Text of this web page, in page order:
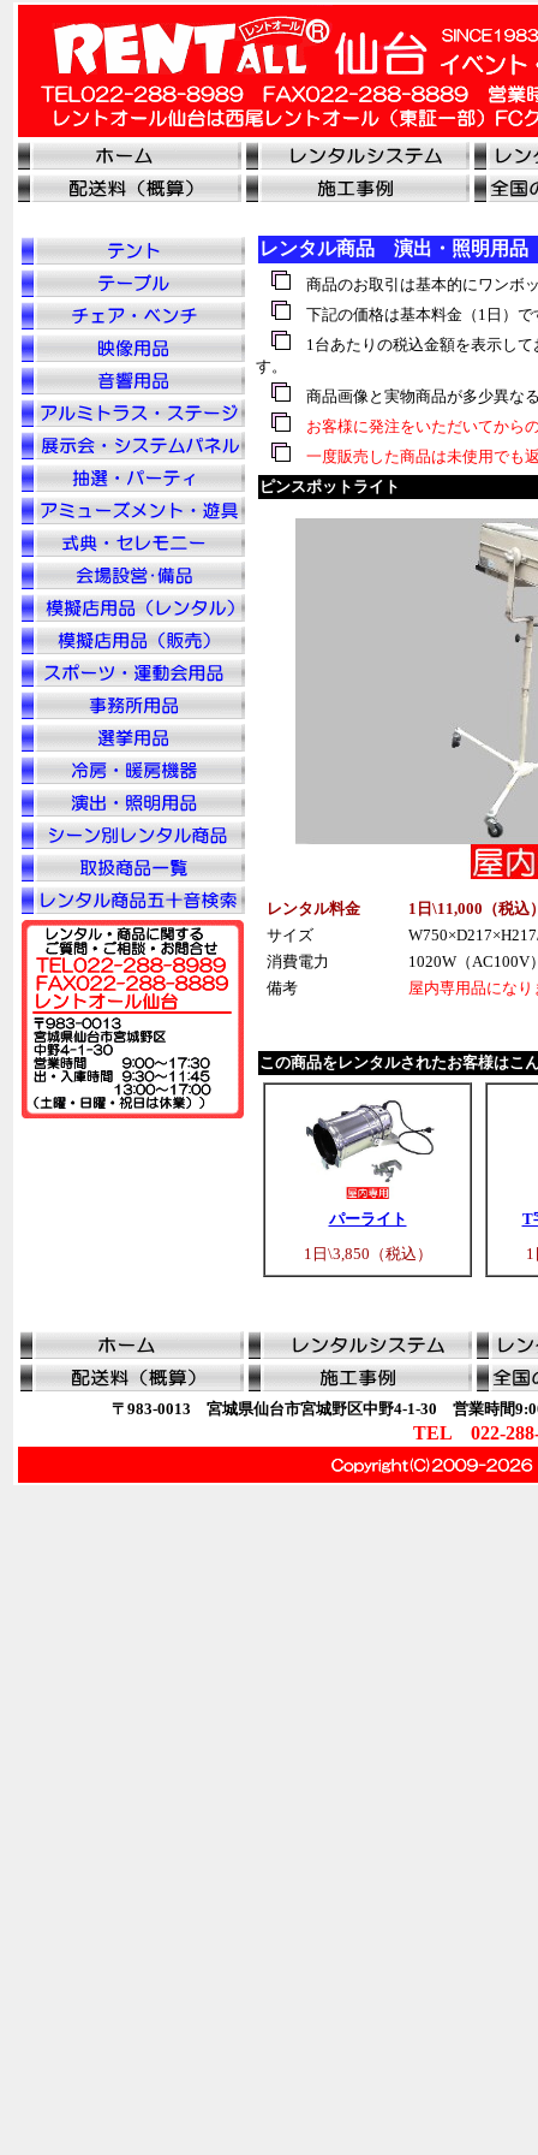
レンタル商品 演出・照明用品
商品のお取引は基本的にワンボ
下記の価格は基本料金（1日）で
1台あたりの税込金額を表示して
す。
商品画像と実物商品が多少異な
お客様に発注をいただいてから
一度販売した商品は未使用でも
ピンスポットライト
レンタル料金 1日\11,000（税込
サイズ
消費電力
1020W（AC100V
備考
屋内専用品にな
この商品をレンタルされたお客様はこ
パーライト
1日\3,850（税込）
T
〒983-0013 宮城県仙台市宮城野区中野4-1-30 営業時間
TEL 022-